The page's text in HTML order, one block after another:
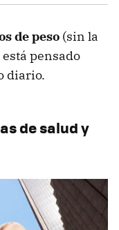
de peso (sin la
pensado
diario.
de salud y